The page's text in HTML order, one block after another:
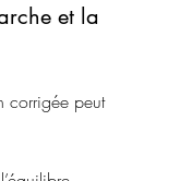
et la
corrigée peut